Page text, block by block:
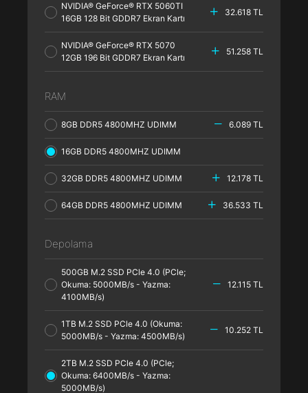
NVIDIA® GeForce® RTX 5060TI
16GB 128 Bit GDDR7 Ekran Kartı
32.618 TL
NVIDIA® GeForce® RTX 5070
12GB 196 Bit GDDR7 Ekran Kartı
51.258 TL
RAM
8GB DDR5 4800MHZ UDIMM 6.089 TL
16GB DDR5 4800MHZ UDIMM
32GB DDR5 4800MHZ UDIMM 12.178 TL
64GB DDR5 4800MHZ UDIMM 36.533 TL
Depolama
500GB M.2 SSD PCle 4.0 (PCle;
Okuma: 5000MB/s - Yazma:
4100MB/s)
12.115 TL
1TB M.2 SSD PCle 4.0 (Okuma:
5000MB/s - Yazma: 4500MB/s)
10.252 TL
2TB M.2 SSD PCle 4.0 (PCle;
Okuma: 6400MB/s - Yazma:
5000MB/s)